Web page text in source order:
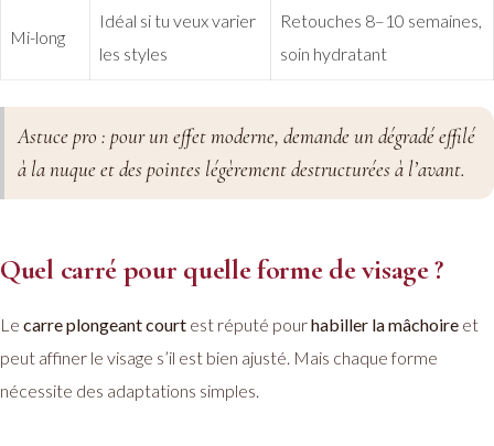
Mi-long
Idéal si tu veux varier
les styles
Retouches 8–10 semaines,
soin hydratant
Astuce pro : pour un effet moderne, demande undégradé effilé
à la nuque et des pointes légèrement destructurées à l’avant.
Quel carré pour quelle forme de visage ?
Le carre plongeant court est réputé pourhabiller la mâchoire et
peut affiner le visage s’il est bien ajusté. Mais chaque forme
nécessite des adaptations simples.